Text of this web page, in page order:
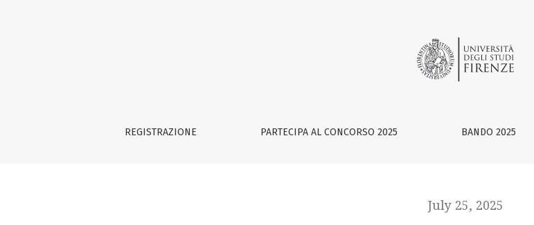
REGISTRAZIONE PARTECIPA AL CONCORSO 2025 BANDO 2025
July 25, 2025